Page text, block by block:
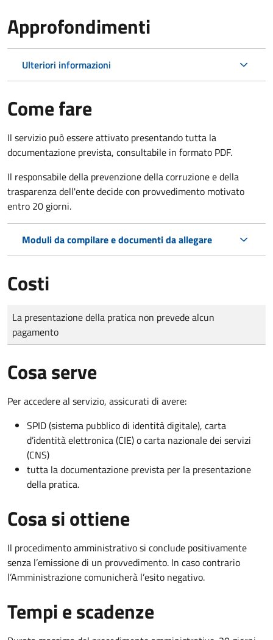
Approfondimenti
Ulteriori informazioni
Come fare
Il servizio può essere attivato presentando tutta la
documentazione prevista, consultabile in formato PDF.
Il responsabile della prevenzione della corruzione e della
trasparenza dell'ente decide con provvedimento motivato
entro 20 giorni.
Moduli da compilare e documenti da allegare
Costi
Tipo di pagamento
Importo
La presentazione della pratica non prevede alcun
pagamento
Cosa serve
Per accedere al servizio, assicurati di avere:
SPID (sistema pubblico di identità digitale), carta
d’identità elettronica (CIE) o carta nazionale dei servizi
(CNS)
tutta la documentazione prevista per la presentazione
della pratica.
Cosa si ottiene
Il procedimento amministrativo si conclude positivamente
senza l’emissione di un provvedimento. In caso contrario
l’Amministrazione comunicherà l’esito negativo.
Tempi e scadenze